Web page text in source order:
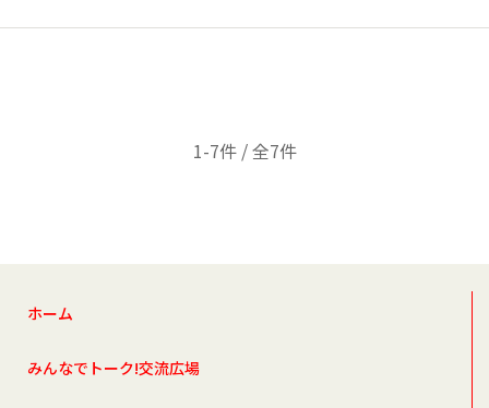
1-7件 / 全7件
ホーム
みんなでトーク!交流広場